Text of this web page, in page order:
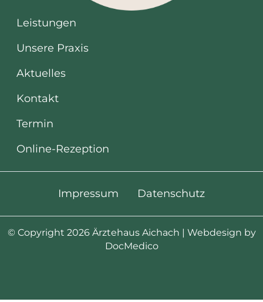
Leistungen
Unsere Praxis
Aktuelles
Kontakt
Termin
Online-Rezeption
Impressum Datenschutz
© Copyright 2026 Ärztehaus Aichach | Webdesign by
DocMedico